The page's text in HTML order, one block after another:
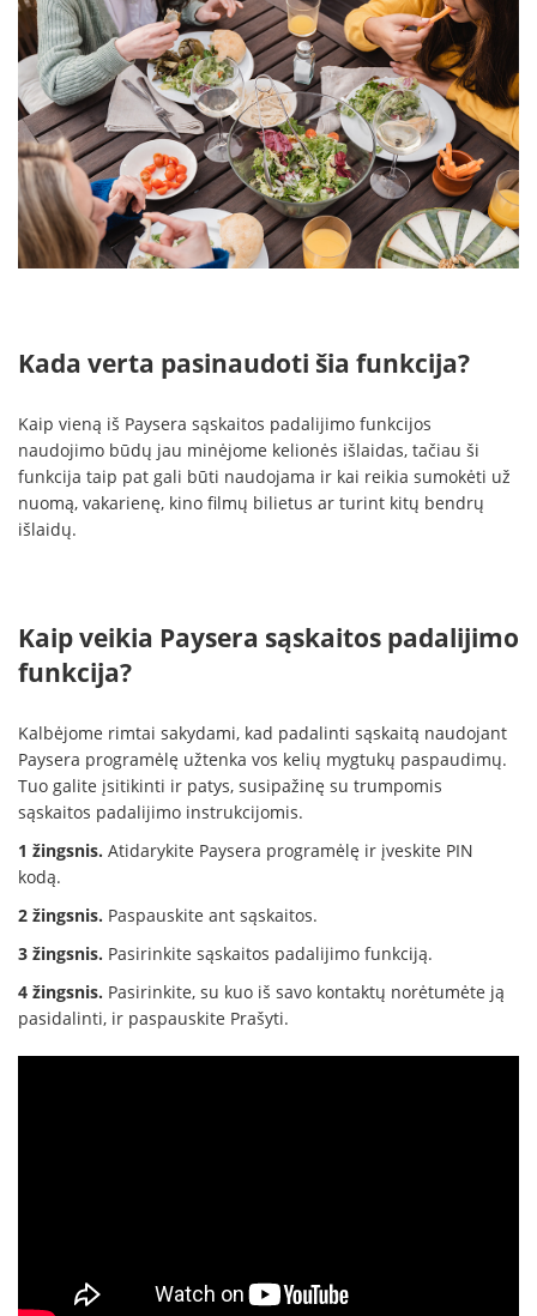
Kada verta pasinaudoti šia funkcija?
Kaip vieną iš Paysera sąskaitos padalijimo funkcijos
naudojimo būdų jau minėjome kelionės išlaidas, tačiau ši
funkcija taip pat gali būti naudojama ir kai reikia sumokėti už
nuomą, vakarienę, kino filmų bilietus ar turint kitų bendrų
išlaidų.
Kaip veikia Paysera sąskaitos padalijimo
funkcija?
Kalbėjome rimtai sakydami, kad padalinti sąskaitą naudojant
Paysera programėlę užtenka vos kelių mygtukų paspaudimų.
Tuo galite įsitikinti ir patys, susipažinę su trumpomis
sąskaitos padalijimo instrukcijomis.
1 žingsnis. Atidarykite Paysera programėlę ir įveskite PIN
kodą.
2 žingsnis. Paspauskite ant sąskaitos.
3 žingsnis. Pasirinkite sąskaitos padalijimo funkciją.
4 žingsnis. Pasirinkite, su kuo iš savo kontaktų norėtumėte ją
pasidalinti, ir paspauskite Prašyti.